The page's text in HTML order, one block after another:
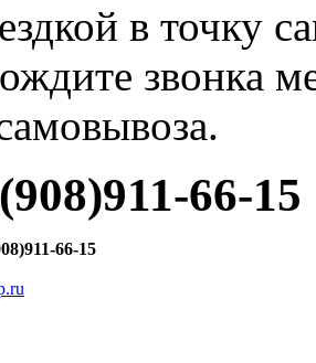
в точку
звонка
66-15
66-15